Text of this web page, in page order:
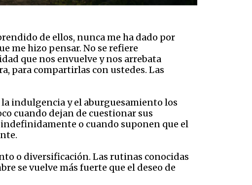
de ellos, nunca me ha dado por
me hizo pensar. No se refiere
que nos envuelve y nos arrebata
para compartirlas con ustedes. Las
la indulgencia y el aburguesamiento los
cuando dejan de cuestionar sus
o cuando suponen que el
o diversificación. Las rutinas conocidas
se vuelve más fuerte que el deseo de